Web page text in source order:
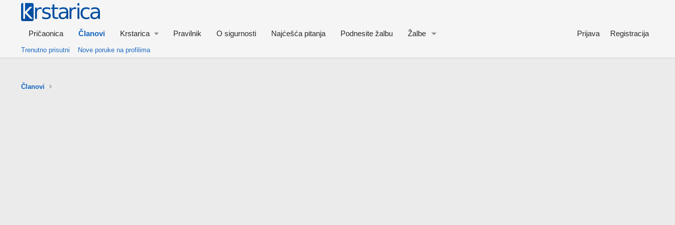
Pričaonica Članovi Krstarica Pravilnik O sigurnosti Najćešća pitanja Podnesite žalbu Žalbe Prijava Registracija
Trenutno prisutni Nove poruke na profilima
Članovi